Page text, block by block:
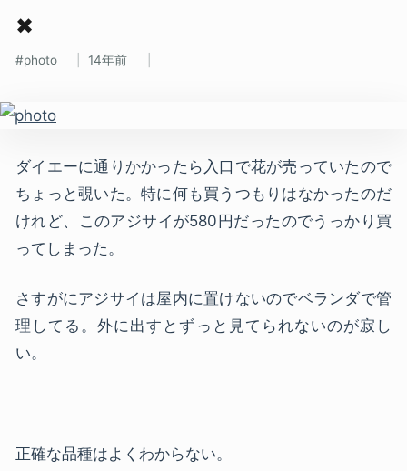
✖
photo 14年前
ダイエーに通りかかったら入口で花が売っていたので
ちょっと覗いた。特に何も買うつもりはなかったのだ
けれど、このアジサイが580円だったのでうっかり買
ってしまった。
さすがにアジサイは屋内に置けないのでベランダで管
理してる。外に出すとずっと見てられないのが寂し
い。
正確な品種はよくわからない。